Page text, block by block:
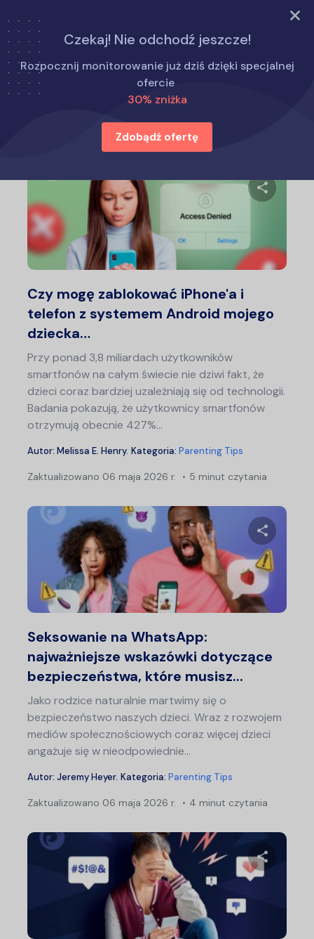
WYPRÓBUJ TERAZ
Czekaj! Nie odchodź jeszcze!
Rozpocznij monitorowanie już dziś dzięki specjalnej
ofercie
30% zniżka
Zdobądź ofertę
Strona główna Porady dla rodziców
Porady dla rodziców
Czy mogę zablokować iPhone'a i
telefon z systemem Android mojego
dziecka…
Przy ponad 3,8 miliardach użytkowników
smartfonów na całym świecie nie dziwi fakt, że
dzieci coraz bardziej uzależniają się od technologii.
Badania pokazują, że użytkownicy smartfonów
otrzymują obecnie 427%…
Autor: Melissa E. Henry. Kategoria: Parenting Tips
Zaktualizowano 06 maja 2026 r. 5 minut czytania
Seksowanie na WhatsApp:
najważniejsze wskazówki dotyczące
bezpieczeństwa, które musisz...
Jako rodzice naturalnie martwimy się o
bezpieczeństwo naszych dzieci. Wraz z rozwojem
mediów społecznościowych coraz więcej dzieci
angażuje się w nieodpowiednie...
Autor: Jeremy Heyer. Kategoria: Parenting Tips
Zaktualizowano 06 maja 2026 r. 4 minut czytania